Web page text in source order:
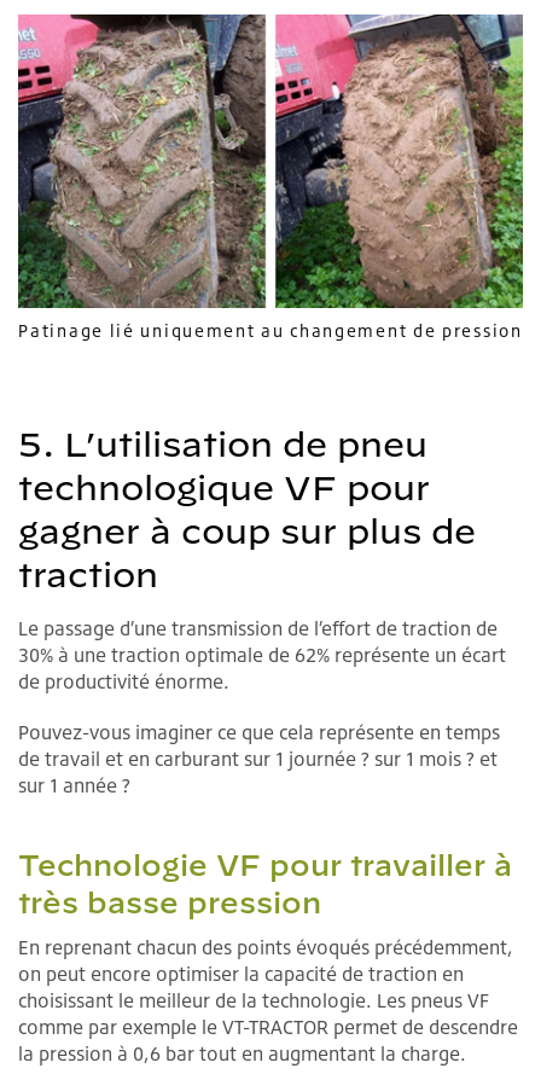
Patinage lié uniquement au changement de pression
5. L’utilisation de pneu
technologique VF pour
gagner à coup sur plus de
traction
Le passage d’une transmission de l’effort de traction de
30% à une traction optimale de 62% représente un écart
de productivité énorme.
Pouvez-vous imaginer ce que cela représente en temps
de travail et en carburant sur 1 journée ? sur 1 mois ? et
sur 1 année ?
Technologie VF pour travailler à
très basse pression
En reprenant chacun des points évoqués précédemment,
on peut encore optimiser la capacité de traction en
choisissant le meilleur de la technologie. Les pneus VF
comme par exemple le VT-TRACTOR permet de descendre
la pression à 0,6 bar tout en augmentant la charge.